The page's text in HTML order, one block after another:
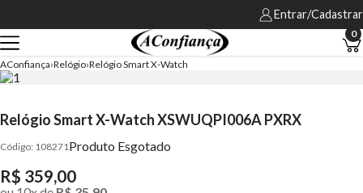
Entrar/Cadastrar
0
AConfiança Relógio Relógio Smart X-Watch
Relógio Smart X-Watch XSWUQPI006A PXRX
108271 Produto Esgotado
R$ 359,00